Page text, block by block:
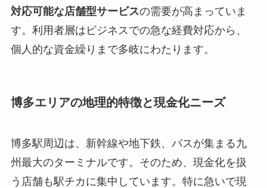
対応可能な店舗型サービスの需要が高まっていま
す。利用者層はビジネスでの急な経費対応から、
個人的な資金繰りまで多岐にわたります。
博多エリアの地理的特徴と現金化ニーズ
博多駅周辺は、新幹線や地下鉄、バスが集まる九
州最大のターミナルです。そのため、現金化を扱
う店舗も駅チカに集中しています。特に急いで現